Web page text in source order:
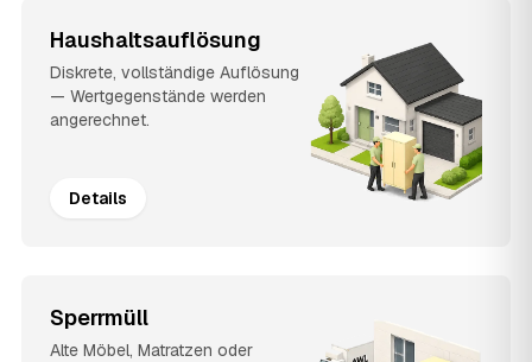
Haushaltsauflösung
Diskrete, vollständige Auflösung
— Wertgegenstände werden
angerechnet.
Details
Sperrmüll
Alte Möbel, Matratzen oder